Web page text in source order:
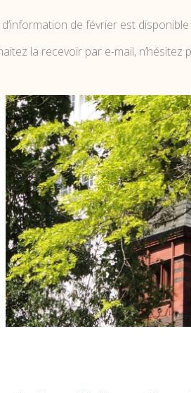
de février est
la recevoir par e-mail, n’hésitez